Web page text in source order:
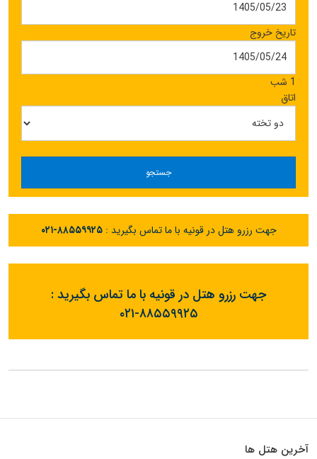
تاریخ خروج
1 شب
اتاق
جستجو
جهت رزرو هتل در قونیه با ما تماس بگیرید :۰۲۱-۸۸۵۵۹۹۲۵
جهت رزرو هتل در قونیه با ما تماس بگیرید :
۰۲۱-۸۸۵۵۹۹۲۵
آخرین هتل ها